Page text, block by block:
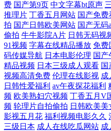
夜影院 91熊猫在线 91poy九色视频
片 91国内产香蕉 色色热热 91白丝
角
费 国产第9页 中文字幕bt原声
推理片 丁香五月网站 国产免费
拍 国产日韩欧美网站 国产无码
偷拍 牛牛影院A片 日韩无码视
91视频 字幕在线精品播放 免费
码传媒导航 日本电影伦理 国产
精品视频 日本三级成人观看 国
视频高清免费 伦理在线影视 成
日韩性爱福利 av午夜探花福利
频 欧美熟妇穴视频 丁香五月V
频 轮理片自拍偷拍 日韩欧美美
影视五月花 福利视频电影久久
三级日本 成人在线吃瓜网站 成